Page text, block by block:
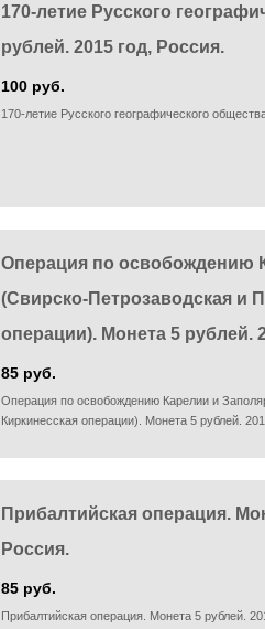
170-летие Русского
рублей. 2015 год, Россия.
100 руб.
170-летие Русского географического
Операция по освобождению
(Свирско-Петрозаводская и
операции). Монета 5 рублей.
85 руб.
Операция по освобождению Карелии и
Киркинесская операции). Монета 5 рублей.
Прибалтийская операция.
Россия.
85 руб.
Прибалтийская операция. Монета 5 рублей.